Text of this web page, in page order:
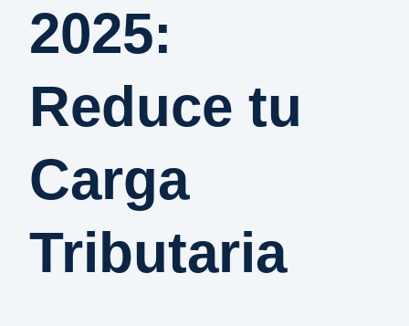
2025:
Reduce tu
Carga
Tributaria